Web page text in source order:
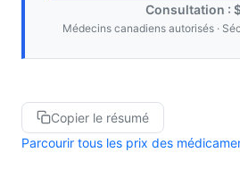
Consultation :
Médecins canadiens autorisés ·
Copier le résumé
Parcourir tous les prix des